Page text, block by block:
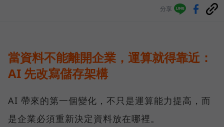
分享
當資料不能離開企業，運算就得靠近：
AI 先改寫儲存架構
AI 帶來的第一個變化，不只是運算能力提高，而
是企業必須重新決定資料放在哪裡。